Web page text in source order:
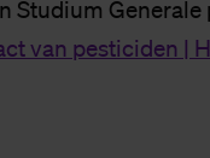
Studium
van pesticiden |